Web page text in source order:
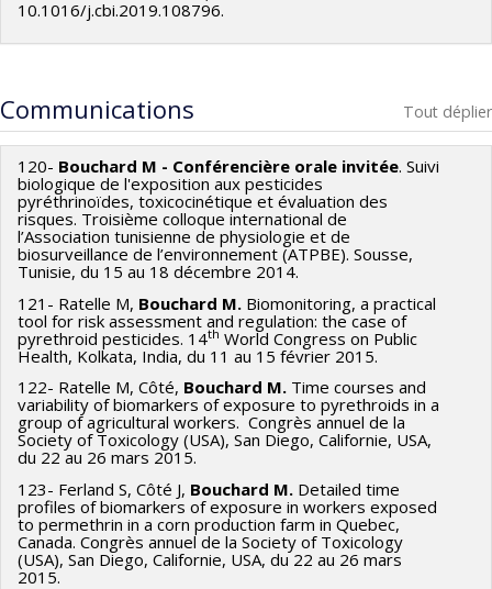
10.1016/j.cbi.2019.108796.
Communications Tout déplier
120- Bouchard M - Conférencière orale invitée. Suivi
biologique de l'exposition aux pesticides
pyréthrinoïdes, toxicocinétique et évaluation des
risques. Troisième colloque international de
l’Association tunisienne de physiologie et de
biosurveillance de l’environnement (ATPBE). Sousse,
Tunisie, du 15 au 18 décembre 2014.
121- Ratelle M, Bouchard M. Biomonitoring, a practical
tool for risk assessment and regulation: the case of
pyrethroid pesticides. 14th World Congress on Public
Health, Kolkata, India, du 11 au 15 février 2015.
122- Ratelle M, Côté, Bouchard M. Time courses and
variability of biomarkers of exposure to pyrethroids in a
group of agricultural workers. Congrès annuel de la
Society of Toxicology (USA), San Diego, Californie, USA,
du 22 au 26 mars 2015.
123- Ferland S, Côté J, Bouchard M. Detailed time
profiles of biomarkers of exposure in workers exposed
to permethrin in a corn production farm in Quebec,
Canada. Congrès annuel de la Society of Toxicology
(USA), San Diego, Californie, USA, du 22 au 26 mars
2015.